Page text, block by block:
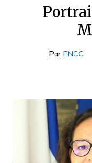
Par FNCC